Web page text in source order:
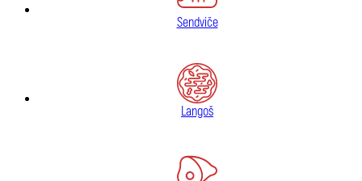
Sendviče
Langoš